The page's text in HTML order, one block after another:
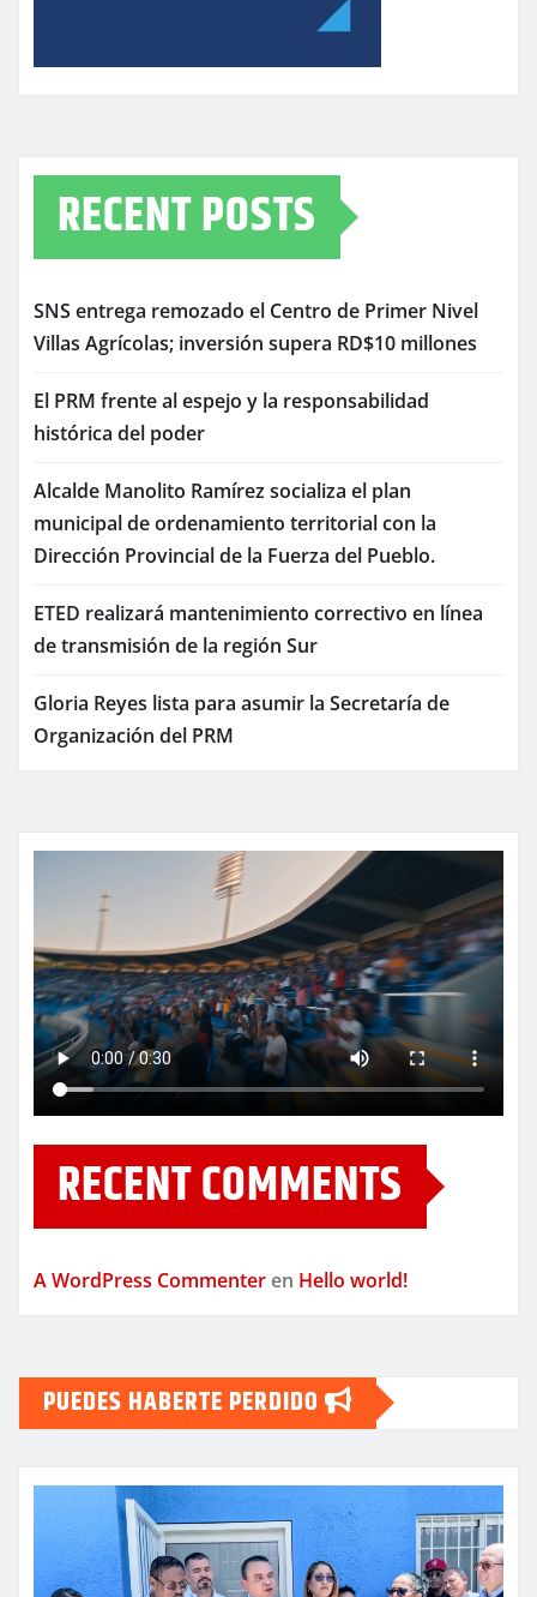
RECENT POSTS
SNS entrega remozado el Centro de Primer Nivel
Villas Agrícolas; inversión supera RD$10 millones
El PRM frente al espejo y la responsabilidad
histórica del poder
Alcalde Manolito Ramírez socializa el plan
municipal de ordenamiento territorial con la
Dirección Provincial de la Fuerza del Pueblo.
ETED realizará mantenimiento correctivo en línea
de transmisión de la región Sur
Gloria Reyes lista para asumir la Secretaría de
Organización del PRM
RECENT COMMENTS
A WordPress Commenter en Hello world!
PUEDES HABERTE PERDIDO